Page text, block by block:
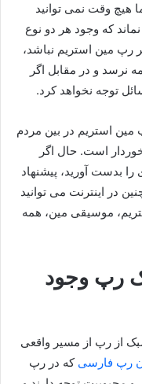
وقت نمی توانید
ناگفته نماند که وجود هر دو نوع
مین استریم نباشد،
و در مقابل اگر
توجه نخواهد کرد.
مین استریم در بین مردم
است. حال اگر
را بدست آورید، پیشنهاد
در اینترنت می توانید
موسیقی مین، همه
رپ وجود
از رپ از مسیر واقعی
رپ فارسی که در رپ